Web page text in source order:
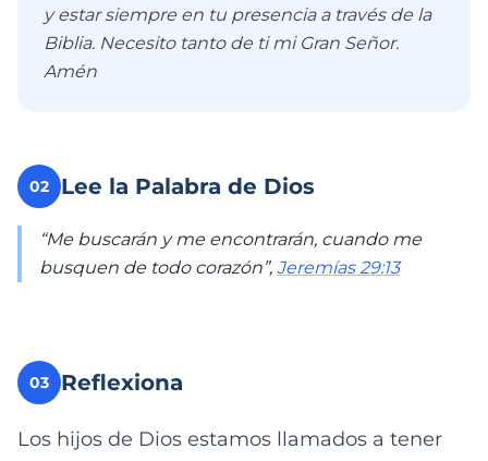
y estar siempre en tu presencia a través de la
Biblia. Necesito tanto de ti mi Gran Señor.
Amén
02 Lee la Palabra de Dios
“Me buscarán y me encontrarán, cuando me
busquen de todo corazón”, Jeremías 29:13
03 Reflexiona
Los hijos de Dios estamos llamados a tener